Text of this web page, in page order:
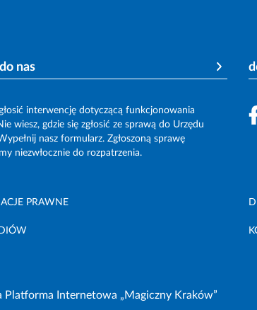
nas
interwencję dotyczącą funkcjonowania
wiesz, gdzie się zgłosić ze sprawą do Urzędu
nasz formularz. Zgłoszoną sprawę
niezwłocznie do rozpatrzenia.
PRAWNE
Platforma Internetowa „Magiczny Kraków”